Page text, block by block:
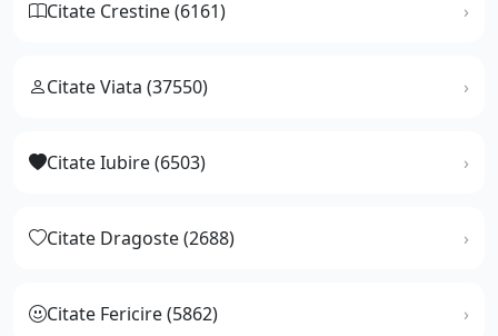
Citate Crestine (6161)
Citate Viata (37550)
Citate Iubire (6503)
Citate Dragoste (2688)
Citate Fericire (5862)